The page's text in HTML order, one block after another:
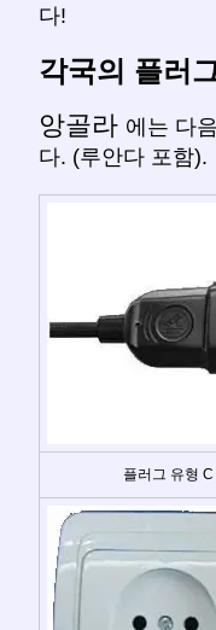
다!
각국의 플러
앙골라 에는 다
다. (루안다 포함).
플러그 유형 C